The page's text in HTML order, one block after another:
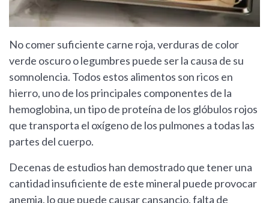
No comer suficiente carne roja, verduras de color
verde oscuro o legumbres puede ser la causa de su
somnolencia. Todos estos alimentos son ricos en
hierro, uno de los principales componentes de la
hemoglobina, un tipo de proteína de los glóbulos rojos
que transporta el oxígeno de los pulmones a todas las
partes del cuerpo.
Decenas de estudios han demostrado que tener una
cantidad insuficiente de este mineral puede provocar
anemia, lo que puede causar cansancio, falta de